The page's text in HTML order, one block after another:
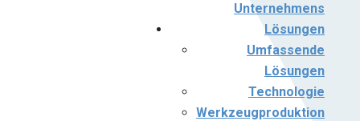
Unternehmens
Lösungen
Umfassende
Lösungen
Technologie
Werkzeugproduktion